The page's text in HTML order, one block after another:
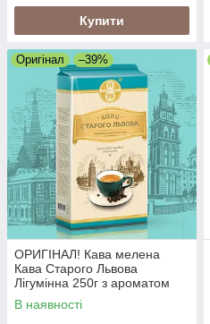
Купити
Оригінал –39%
ОРИГІНАЛ! Кава мелена
Кава Старого Львова
Лігумінна 250г з ароматом
ірландського віскі
В наявності